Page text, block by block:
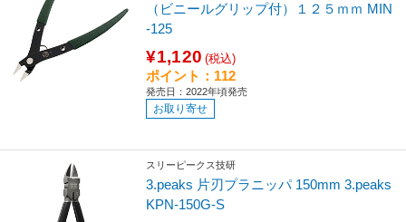
（ビニールグリップ付）１２５ｍｍ MIN
-125
¥1,120 (税込)
ポイント：112
発売日：2022年頃発売
お取り寄せ
スリーピークス技研
3.peaks 片刃プラニッパ 150mm 3.peaks
KPN-150G-S